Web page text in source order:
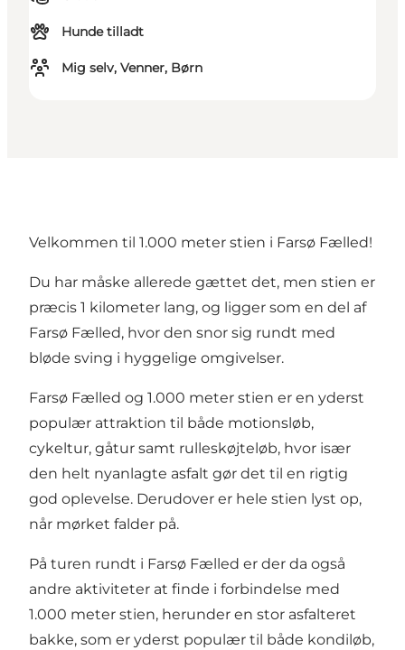
Hunde tilladt
Mig selv, Venner, Børn
Velkommen til 1.000 meter stien i Farsø Fælled!
Du har måske allerede gættet det, men stien er
præcis 1 kilometer lang, og ligger som en del af
Farsø Fælled, hvor den snor sig rundt med
bløde sving i hyggelige omgivelser.
Farsø Fælled og 1.000 meter stien er en yderst
populær attraktion til både motionsløb,
cykeltur, gåtur samt rulleskøjteløb, hvor især
den helt nyanlagte asfalt gør det til en rigtig
god oplevelse. Derudover er hele stien lyst op,
når mørket falder på.
På turen rundt i Farsø Fælled er der da også
andre aktiviteter at finde i forbindelse med
1.000 meter stien, herunder en stor asfalteret
bakke, som er yderst populær til både kondiløb,